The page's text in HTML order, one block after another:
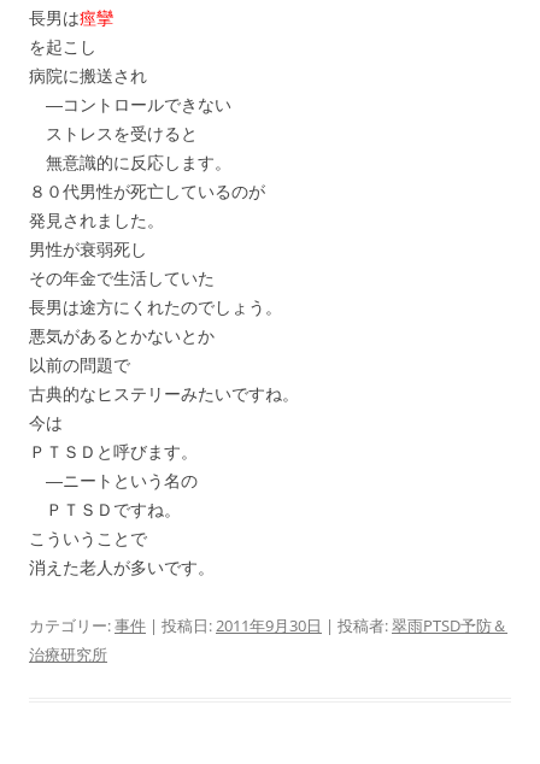
長男は痙攣
を起こし
病院に搬送され
―コントロールできない
ストレスを受けると
無意識的に反応します。
８０代男性が死亡しているのが
発見されました。
男性が衰弱死し
その年金で生活していた
長男は途方にくれたのでしょう。
悪気があるとかないとか
以前の問題で
古典的なヒステリーみたいですね。
今は
ＰＴＳＤと呼びます。
―ニートという名の
ＰＴＳＤですね。
こういうことで
消えた老人が多いです。
カテゴリー:事件 | 投稿日:2011年9月30日 | 投稿者:翠雨PTSD予防＆
治療研究所